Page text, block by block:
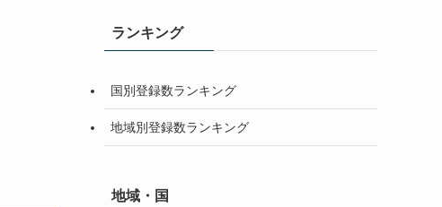
ランキング
国別登録数ランキング
地域別登録数ランキング
地域・国